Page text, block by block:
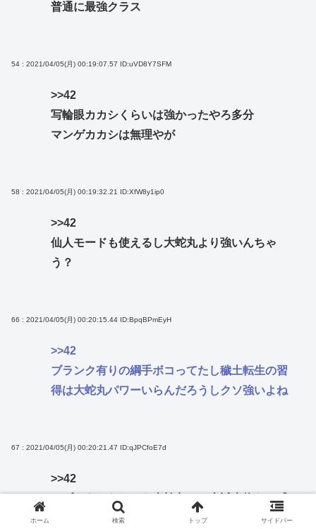
普通に最強クラス
54 : 2021/04/05(月) 00:19:07.57 ID:uVD8Y7SFM
>>42
写輪眼カカシくらいは強かったやろ多分
マンゲカカシは無理やが
58 : 2021/04/05(月) 00:19:32.21 ID:XfW8y1ip0
>>42
仙人モードも使えるし大蛇丸より強いんちゃ
う？
66 : 2021/04/05(月) 00:20:15.44 ID:BpqBPmEyH
>>42
ブランク有りの綱手ボコってたし穢土転生の習
得は大蛇丸パワーいらんだろうしクソ強いよね
67 : 2021/04/05(月) 00:20:21.47 ID:qJPCfoE7d
>>42
カブトあんなんでも大蛇丸への忠誠本物なの感
ホーム 検索 トップ サイドバー